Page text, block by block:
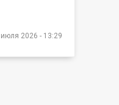
2026 - 13:29